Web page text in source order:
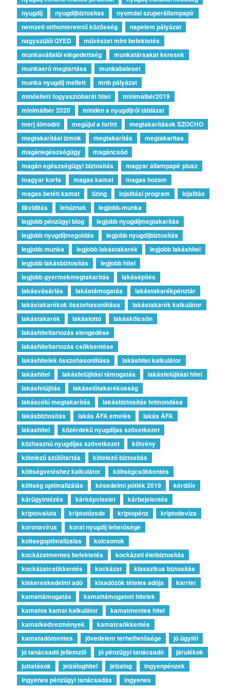
nyugdíj
nyugdijbiztositas
nyomdai szuperállampapír
nemzeti otthonteremtő közösség
napelem pályázat
nagyszülői GYED
művészet mint befektetés
munkavállalói elégedettség
munkatársakat keresek
munkaerő megtartása
munkabaleset
munka nyugdíj mellett
mnb pályázat
minősített fogyasztóbarát hitel
minimálbér2019
minimálbér 2020
minden a nyugdíjról táblázat
merj álmodni
megújul a forint
megtakarítások SZOCHO
megtakarítási izmok
megtakarítás
megtakaritas
magánegészségügy
magáncsőd
magán egészségügyi biztosítás
magyar állampapír plusz
magyar korfa
magas kamat
magas hozam
magas betéti kamat
lízing lojalitási program
lojalitás
likviditás
lehúznak
legjobb-munka
legjobb pénzügyi blog
legjobb nyugdíjmegtakarítás
legjobb nyugdíjmegoldás
legjobb nyugdíjbiztosítás
legjobb munka
legjobb lakástakarék
legjobb lakáshitel
legjobb lakásbiztosítás
legjobb hitel
legjobb gyermekmegtakarítás
lakásépítés
lakásvásárlás
lakástámogatás
lakástakarékpénztár
lakástakarékok összehasonlítása
lakástakarék kalkulátor
lakástakarék
lakáslottó
lakáskölcsön
lakáshiteltartozás elengedése
lakáshiteltartozás csökkentése
lakáshitelek összehasonlítása
lakáshitel kalkulátor
lakáshitel
lakásfelújítási támogatás
lakásfelújítási hitel
lakásfelújítás
lakáselőtakarékosság
lakáscélú megtakarítás
lakásbiztosítás felmondása
lakásbiztosítás
lakás ÁFA emelés
lakás ÁFA
lakashitel
közérdekű nyugdíjas szövetkezet
közhasznú nyugdíjas szövetkezet
kötvény
kötelező szülőtartás
kötelező biztosítás
költségvetéshez kalkulátor
költségcsökkentés
költség optimalizálás
késedelmi pótlék 2019
kérdőív
kárügyintézés
kárképviselet
kárbejelentés
kriptovaluta
kriptotőzsde kriptopénz
kriptodeviza
koronavírus
korai nyugdíj lehetősége
koltsegoptimalizalas
kolcsonok
kockázatmentes befektetés
kockázati életbiztosítás
kockázatcsökkentés
kockázat
klasszikus biztosítás
kiskereskedelmi adó
kisadózók tételes adója
karrier
kamattámogatás
kamattámogatott hitelek
kamatos kamat kalkulátor
kamatmentes hitel
kamatkedvezmények
kamatcsökkentés
kamatadómentes
jövedelem terhelhetősége
jó ügyfél
jó tanácsadó jellemzői
jó pénzügyi tanácsadó
járulékok
juttatások
jelzáloghitel jelzalog
ingyenpénzek
ingyenes pénzügyi tanácsadás
ingyenes